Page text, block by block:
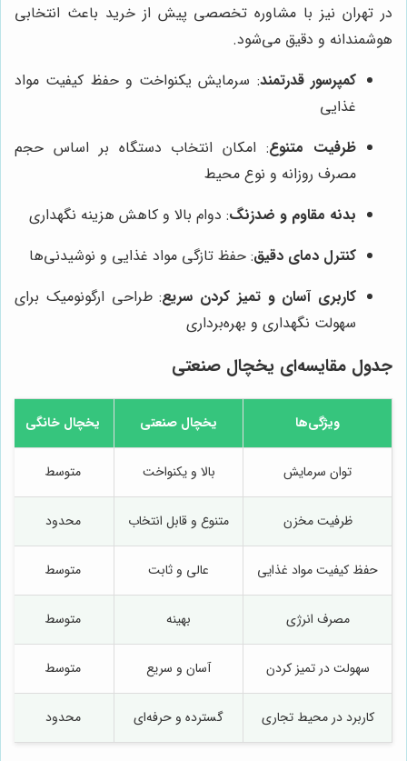
در تهران نیز با مشاوره تخصصی پیش از خرید باعث انتخابی
هوشمندانه و دقیق می‌شود.
کمپرسور قدرتمند: سرمایش یکنواخت و حفظ کیفیت مواد
غذایی
ظرفیت متنوع: امکان انتخاب دستگاه بر اساس حجم
مصرف روزانه و نوع محیط
بدنه مقاوم و ضدزنگ: دوام بالا و کاهش هزینه نگهداری
کنترل دمای دقیق: حفظ تازگی مواد غذایی و نوشیدنی‌ها
کاربری آسان و تمیز کردن سریع: طراحی ارگونومیک برای
سهولت نگهداری و بهره‌برداری
جدول مقایسه‌ای یخچال صنعتی
ویژگی‌ها یخچال صنعتی یخچال خانگی
توان سرمایش بالا و یکنواخت متوسط
ظرفیت مخزن متنوع و قابل انتخاب محدود
حفظ کیفیت مواد غذایی عالی و ثابت متوسط
مصرف انرژی بهینه متوسط
سهولت در تمیز کردن آسان و سریع متوسط
کاربرد در محیط تجاری گسترده و حرفه‌ای محدود